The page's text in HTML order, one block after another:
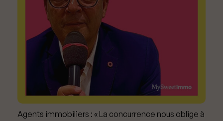
Agents immobiliers : « La concurrence nous oblige à